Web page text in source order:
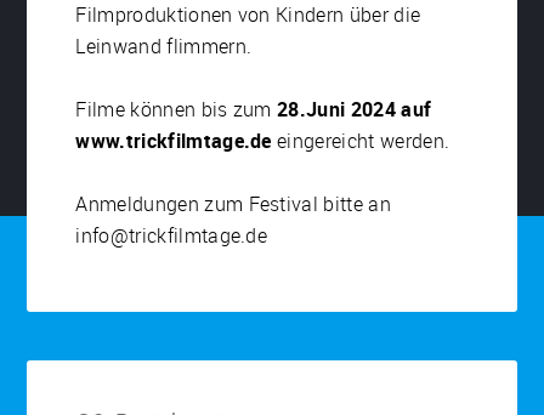
Filmproduktionen von Kindern über die
Leinwand flimmern.
Filme können bis zum28.Juni 2024 auf
www.trickfilmtage.deeingereicht werden.
Anmeldungen zum Festival bitte an
info@trickfilmtage.de